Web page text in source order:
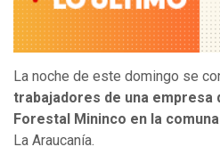
La noche de este domingo se
trabajadores de una
Forestal Mininco en la
La Araucanía.